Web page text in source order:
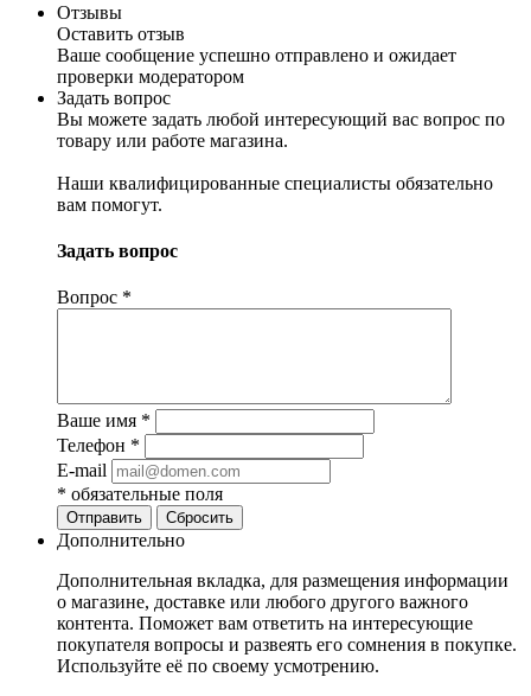
Отзывы
Оставить отзыв
Ваше сообщение успешно отправлено и ожидает
проверки модератором
Задать вопрос
Вы можете задать любой интересующий вас вопрос по
товару или работе магазина.
Наши квалифицированные специалисты обязательно
вам помогут.
Задать вопрос
Вопрос *
Ваше имя *
Телефон *
E-mail
* обязательные поля
Отправить Сбросить
Дополнительно
Дополнительная вкладка, для размещения информации
о магазине, доставке или любого другого важного
контента. Поможет вам ответить на интересующие
покупателя вопросы и развеять его сомнения в покупке.
Используйте её по своему усмотрению.